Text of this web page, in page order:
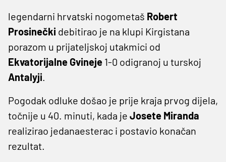
legendarni hrvatski nogometaš Robert
Prosinečki debitirao je na klupi Kirgistana
porazom u prijateljskoj utakmici od
Ekvatorijalne Gvineje 1-0 odigranoj u turskoj
Antalyji.
Pogodak odluke došao je prije kraja prvog dijela,
točnije u 40. minuti, kada je Josete Miranda
realizirao jedanaesterac i postavio konačan
rezultat.